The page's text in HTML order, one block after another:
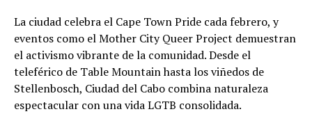
La ciudad celebra el Cape Town Pride cada febrero, y
eventos como el Mother City Queer Project demuestran
el activismo vibrante de la comunidad. Desde el
teleférico de Table Mountain hasta los viñedos de
Stellenbosch, Ciudad del Cabo combina naturaleza
espectacular con una vida LGTB consolidada.